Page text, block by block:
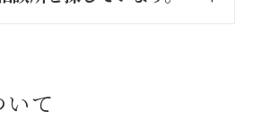
いて